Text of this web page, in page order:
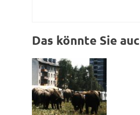
Das könnte Sie